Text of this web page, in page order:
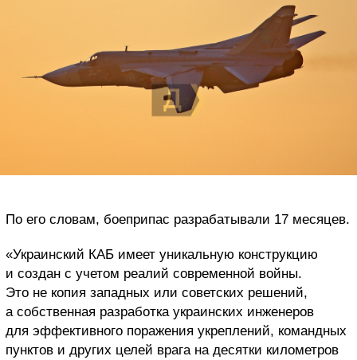
По его словам, боеприпас разрабатывали 17 месяцев.
«Украинский КАБ имеет уникальную конструкцию
и создан с учетом реалий современной войны.
Это не копия западных или советских решений,
а собственная разработка украинских инженеров
для эффективного поражения укреплений, командных
пунктов и других целей врага на десятки километров